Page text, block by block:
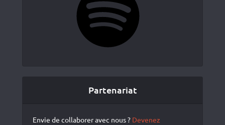
Partenariat
Envie de collaborer avec nous ? Devenez